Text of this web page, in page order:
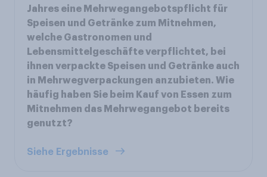
Jahres eine Mehrwegangebotspflicht für
Speisen und Getränke zum Mitnehmen,
welche Gastronomen und
Lebensmittelgeschäfte verpflichtet, bei
ihnen verpackte Speisen und Getränke auch
in Mehrwegverpackungen anzubieten. Wie
häufig haben Sie beim Kauf von Essen zum
Mitnehmen das Mehrwegangebot bereits
genutzt?
Siehe Ergebnisse